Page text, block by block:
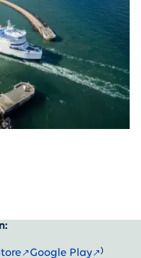
Google Play )